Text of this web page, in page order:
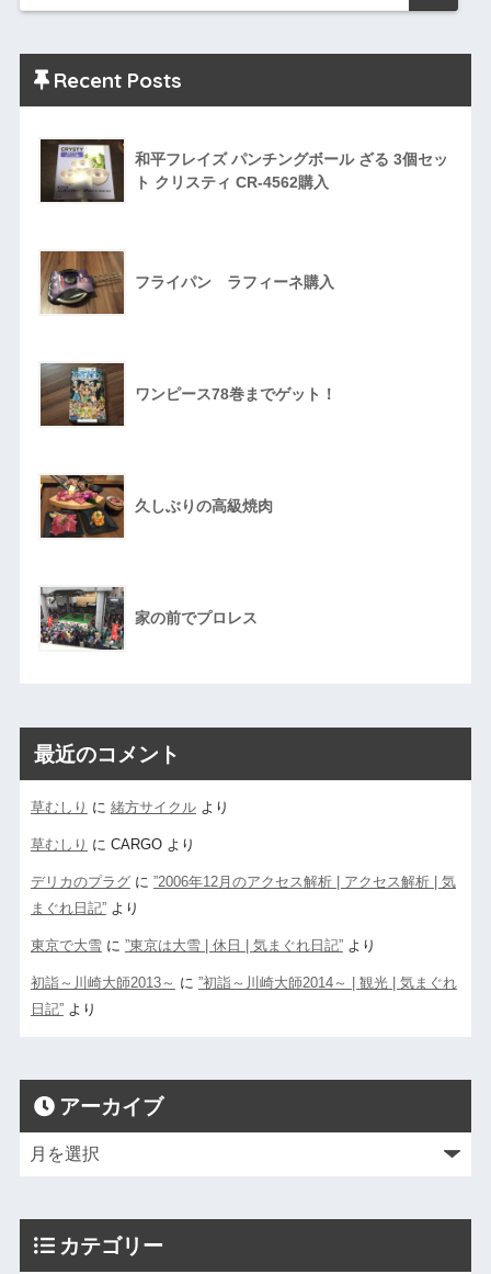
Recent Posts
和平フレイズ パンチングボール ざる 3個セッ
ト クリスティ CR-4562購入
フライパン ラフィーネ購入
ワンピース78巻までゲット！
久しぶりの高級焼肉
家の前でプロレス
最近のコメント
草むしり に 緒方サイクルより
草むしり に CARGOより
デリカのプラグに ”2006年12月のアクセス解析 | アクセス解析 | 気
まぐれ日記”より
東京で大雪に ”東京は大雪 | 休日 | 気まぐれ日記”より
初詣～川崎大師2013～ に ”初詣～川崎大師2014～ | 観光 | 気まぐれ
日記”より
アーカイブ
カテゴリー